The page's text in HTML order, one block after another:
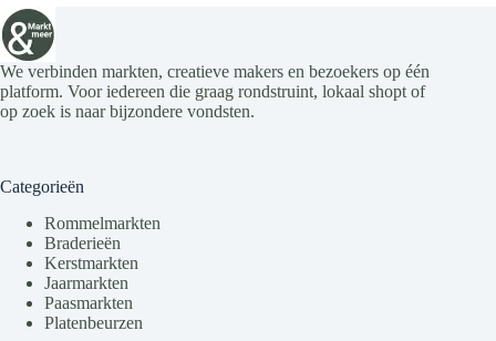
We verbinden markten, creatieve makers en bezoekers op één
platform. Voor iedereen die graag rondstruint, lokaal shopt of
op zoek is naar bijzondere vondsten.
Categorieën
Rommelmarkten
Braderieën
Kerstmarkten
Jaarmarkten
Paasmarkten
Platenbeurzen